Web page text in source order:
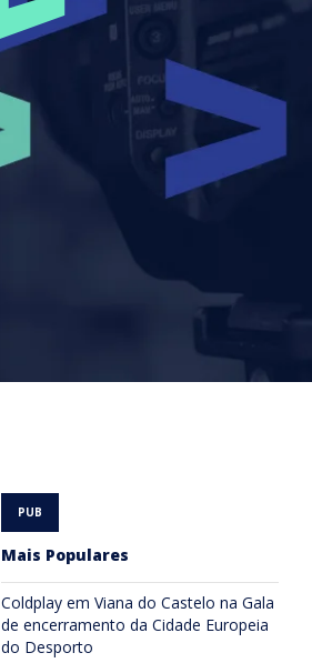
Mais Populares
Coldplay em Viana do Castelo na Gala
de encerramento da Cidade Europeia
do Desporto